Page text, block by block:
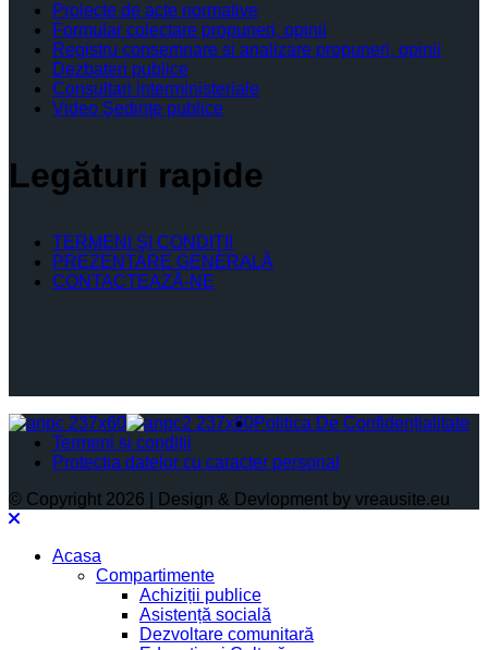
Proiecte de acte normative
Formular colectare propuneri, opinii
Registru consemnare si analizare propuneri, opinii
Dezbateri publice
Consultari interministeriale
Video Şedinţe publice
Legături rapide
TERMENI ŞI CONDIŢII
PREZENTARE GENERALĂ
CONTACTEAZĂ-NE
Politica De Confidențialitate
Termeni și condiții
Protectia datelor cu caracter personal
© Copyright 2026 | Design & Devlopment by vreausite.eu
Acasa
Compartimente
Achiziții publice
Asistență socială
Dezvoltare comunitară